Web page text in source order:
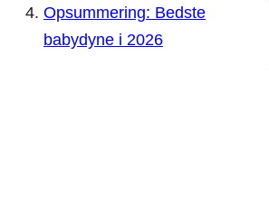
Opsummering: Bedste
babydyne i 2026